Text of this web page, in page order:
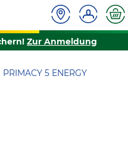
Zur Anmeldung
PRIMACY 5 ENERGY